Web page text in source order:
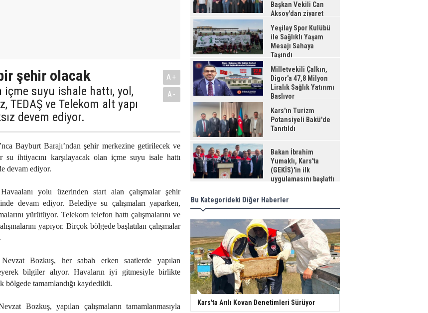
şehir olacak
içme suyu ishale hattı, yol,
TEDAŞ ve Telekom alt yapı
devem ediyor.
A+
A-
Bayburt Barajı’ndan şehir merkezine getirilecek ve
su ihtiyacını karşılayacak olan içme suyu isale hattı
devam ediyor.
yolu üzerinden start alan çalışmalar şehir
devam ediyor. Belediye su çalışmaları yaparken,
yürütüyor. Telekom telefon hattı çalışmalarını ve
yapıyor. Birçok bölgede başlatılan çalışmalar
Bozkuş, her sabah erken saatlerde yapılan
bilgiler alıyor. Havaların iyi gitmesiyle birlikte
bölgede tamamlandığı kaydedildi.
Bozkuş, yapılan çalışmaların tamamlanmasıyla
Başkan Vekili Can
Aksoy'dan ziyaret
Yeşilay Spor Kulübü
ile Sağlıklı Yaşam
Mesajı Sahaya
Taşındı
Milletvekili Çalkın,
Digor'a 47,8 Milyon
Liralık Sağlık Yatırımı
Başlıyor
Kars'ın Turizm
Potansiyeli Bakü'de
Tanıtıldı
Bakan İbrahim
Yumaklı, Kars'ta
(GEKİS)'in ilk
uygulamasını başlattı
Bu Kategorideki Diğer Haberler
Kars'ta Arılı Kovan Denetimleri Sürüyor